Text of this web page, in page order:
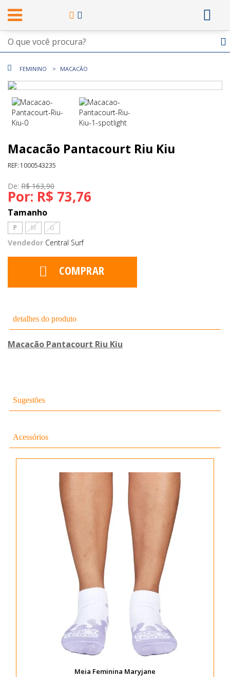
FEMININO MACACÃO
Macacão Pantacourt Riu Kiu
REF: 1000543235
De: R$ 163,90
Por: R$ 73,76
Tamanho
P M G
Vendedor Central Surf
COMPRAR
detalhes do produto
Macacão Pantacourt Riu Kiu
Sugestões
Acessórios
Meia Feminina Maryjane